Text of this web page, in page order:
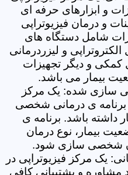
و ابزارهای حرفه ای
و درمان فیزیوتراپی
شامل دستگاه های
و لیزردرمانی
کمکی و دیگر تجهیزات
بیمار می باشد.
سازی شده: یک مرکز
برنامه ی درمانی شخصی
داشته باشد. برنامه ی
بیمار، نوع درمان
شخصی سازی شود.
یک مرکز فیزیوتراپی در
مشاوره و پشتیبانی کافی